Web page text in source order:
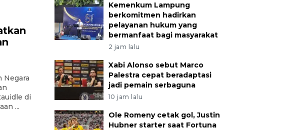
Negara
di
...
Kemenkum Lampung
berkomitmen hadirkan
pelayanan hukum yang
bermanfaat bagi masyarakat
2 jam lalu
Xabi Alonso sebut Marco
Palestra cepat beradaptasi
jadi pemain serbaguna
10 jam lalu
Ole Romeny cetak gol, Justin
Hubner starter saat Fortuna